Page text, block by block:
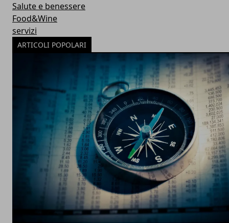
Salute e benessere
Food&Wine
servizi
ARTICOLI POPOLARI